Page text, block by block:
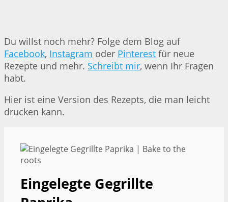
Du willst noch mehr? Folge dem Blog auf
Facebook, Instagram oder Pinterest für neue
Rezepte und mehr. Schreibt mir, wenn Ihr Fragen
habt.
Hier ist eine Version des Rezepts, die man leicht
drucken kann.
Eingelegte Gegrillte